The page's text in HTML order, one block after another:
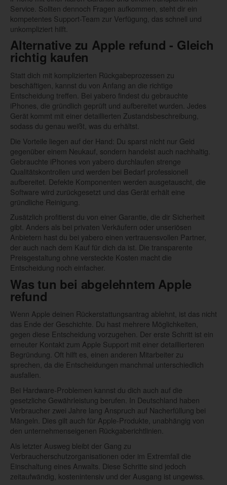
Service. Sollten dennoch Fragen aufkommen, steht dir ein
kompetentes Support-Team zur Verfügung, das schnell und
unkompliziert hilft.
Alternative zu Apple refund - Gleich
richtig kaufen
Statt dich mit komplizierten Rückgabeprozessen zu
beschäftigen, kannst du von Anfang an die richtige
Entscheidung treffen. Bei yabero findest du gebrauchte
iPhones, die gründlich geprüft und aufbereitet wurden. Jedes
Gerät kommt mit einer detaillierten Zustandsbeschreibung,
sodass du genau weißt, was du erhältst.
Die Vorteile liegen auf der Hand: Du sparst nicht nur Geld
gegenüber einem Neukauf, sondern handelst auch nachhaltig.
Gebrauchte iPhones von yabero durchlaufen strenge
Qualitätskontrollen und werden bei Bedarf professionell
aufbereitet. Defekte Komponenten werden ausgetauscht, die
Software wird zurückgesetzt und das Gerät erhält eine
gründliche Reinigung.
Zusätzlich profitierst du von einer Garantie, die dir Sicherheit
gibt. Anders als bei privaten Verkäufern oder unseriösen
Anbietern hast du bei yabero einen vertrauensvollen Partner,
der auch nach dem Kauf für dich da ist. Die transparente
Preisgestaltung ohne versteckte Kosten macht die
Entscheidung noch einfacher.
Was tun bei abgelehntem Apple
refund
Wenn Apple deinen Rückerstattungsantrag ablehnt, ist das nicht
das Ende der Geschichte. Du hast mehrere Möglichkeiten,
gegen diese Entscheidung vorzugehen. Der erste Schritt ist ein
erneuter Kontakt zum Apple Support mit einer detaillierteren
Begründung. Oft hilft es, einen anderen Mitarbeiter zu
sprechen, da die Entscheidungen manchmal unterschiedlich
ausfallen.
Bei Hardware-Problemen kannst du dich auch auf die
gesetzliche Gewährleistung berufen. In Deutschland haben
Verbraucher zwei Jahre lang Anspruch auf Nacherfüllung bei
Mängeln. Dies gilt auch für Apple-Produkte, unabhängig von
den unternehmenseigenen Rückgaberichtlinien.
Als letzter Ausweg bleibt der Gang zu
Verbraucherschutzorganisationen oder im Extremfall die
Einschaltung eines Anwalts. Diese Schritte sind jedoch
zeitaufwändig, kostenintensiv und der Ausgang ist ungewiss.